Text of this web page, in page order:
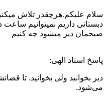
سلام علیکم.هرچقدر تلاش
دبستانی داریم نمیتوانیم
صبحمان دیر میشود چه کنیم
پاسخ استاد الهی:
دیر بخوانید ولی بخوانید. تا
می‌شود.